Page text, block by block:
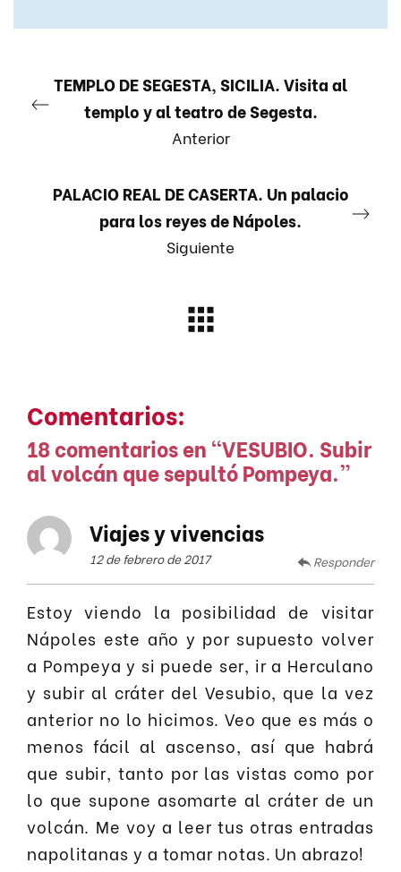
TEMPLO DE SEGESTA, SICILIA. Visita al
templo y al teatro de Segesta.
Anterior
PALACIO REAL DE CASERTA. Un palacio
para los reyes de Nápoles.
Siguiente
Comentarios:
18 comentarios en “VESUBIO. Subir
al volcán que sepultó Pompeya.”
Viajes y vivencias
12 de febrero de 2017 Responder
Estoy viendo la posibilidad de visitar
Nápoles este año y por supuesto volver
a Pompeya y si puede ser, ir a Herculano
y subir al cráter del Vesubio, que la vez
anterior no lo hicimos. Veo que es más o
menos fácil al ascenso, así que habrá
que subir, tanto por las vistas como por
lo que supone asomarte al cráter de un
volcán. Me voy a leer tus otras entradas
napolitanas y a tomar notas. Un abrazo!